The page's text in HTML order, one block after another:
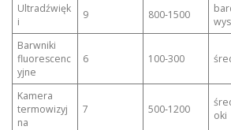
Ultradźwięk
i
9 800‑1500
Barwniki
fluorescenc
yjne
6 100‑300
Kamera
termowizyj
na
7 500‑1200
oki